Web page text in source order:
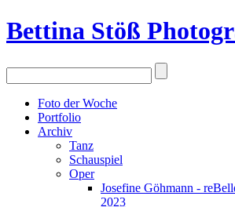
Bettina Stöß
Foto der Woche
Portfolio
Archiv
Tanz
Schauspiel
Oper
Josefine Göhmann -
2023